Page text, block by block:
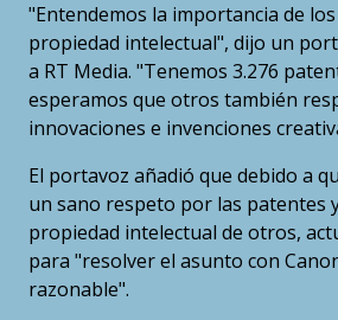
"Entendemos la importancia de
propiedad intelectual", dijo un
a RT Media. "Tenemos 3.276
esperamos que otros también
innovaciones e invenciones
El portavoz añadió que debido a
un sano respeto por las patentes
propiedad intelectual de otros,
para "resolver el asunto con
razonable".